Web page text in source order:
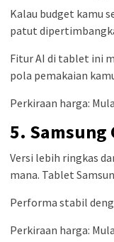
Kalau budget kamu
patut
Fitur AI di tablet ini
pola pemakaian
Perkiraan harga:
5. Samsung
Versi lebih ringkas
mana. Tablet
Performa stabil
Perkiraan harga: